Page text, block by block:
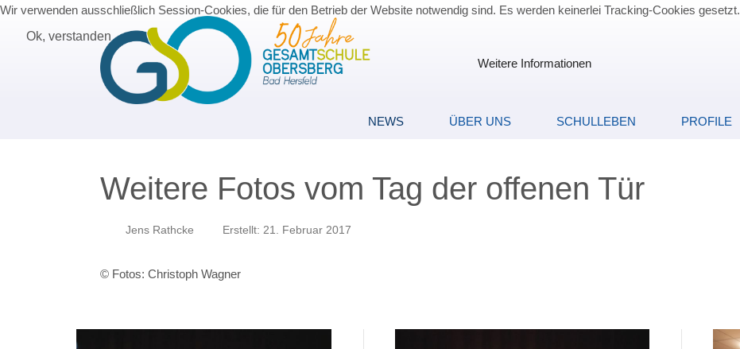
NEWS ÜBER UNS SCHULLEBEN PROFILE
Weitere Fotos vom Tag der offenen Tür
Jens Rathcke Erstellt: 21. Februar 2017
© Fotos: Christoph Wagner
Wir verwenden ausschließlich Session-Cookies, die für den Betrieb der Website notwendig sind. Es werden keinerlei Tracking-Cookies gesetzt.
Ok, verstanden
Weitere Informationen